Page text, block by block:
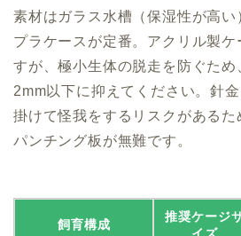
素材はガラス水槽（保湿性が高い
プラケースが定番。アクリル製ケ
すが、極小生体の脱走を防ぐた
2mm以下に抑えてください。針
掛けて怪我をするリスクがある
パンチング板が無難です。
飼育構成
推奨ケージ
イズ